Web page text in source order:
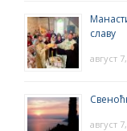
славу
август
август